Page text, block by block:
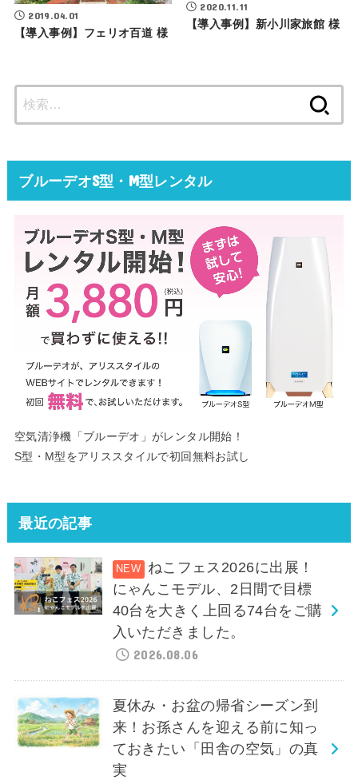
2019.04.01
【導入事例】フェリオ百道 様
2020.11.11
【導入事例】新小川家旅館 様
ブルーデオS型・M型レンタル
空気清浄機「ブルーデオ」がレンタル開始！
S型・M型をアリススタイルで初回無料お試し
最近の記事
ねこフェス2026に出展！
にゃんこモデル、2日間で目標
40台を大きく上回る74台をご購
入いただきました。
2026.08.06
夏休み・お盆の帰省シーズン到
来！お孫さんを迎える前に知っ
ておきたい「田舎の空気」の真
実